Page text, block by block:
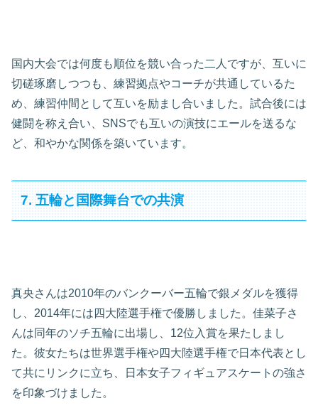
国内大会では何度も順位を競い合った二人ですが、互いに
切磋琢磨しつつも、練習拠点やコーチが共通しているた
め、練習仲間として互いを励まし合いました。試合後には
健闘を称え合い、SNSでも互いの演技にエールを送るな
ど、和やかな関係を築いています。
7. 五輪と国際舞台での共演
真央さんは2010年のバンクーバー五輪で銀メダルを獲得
し、2014年には四大陸選手権で優勝しました。佳菜子さ
んは同年のソチ五輪に出場し、12位入賞を果たしまし
た。彼女たちは世界選手権や四大陸選手権で日本代表とし
て共にリンクに立ち、日本女子フィギュアスケートの強さ
を印象づけました。